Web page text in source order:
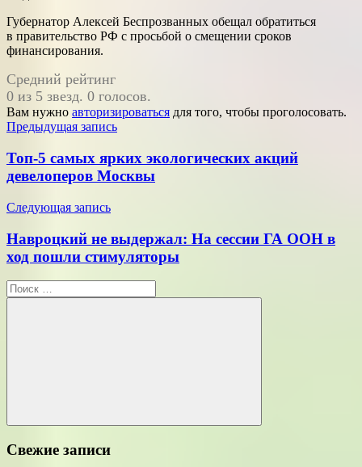
Губернатор Алексей Беспрозванных обещал обратиться
в правительство РФ с просьбой о смещении сроков
финансирования.
Средний рейтинг
0 из 5 звезд. 0 голосов.
Вам нужно авторизироваться для того, чтобы проголосовать.
Навигация
по
записям
Предыдущая запись
Топ-5 самых ярких экологических акций
девелоперов Москвы
Следующая запись
Навроцкий не выдержал: На сессии ГА ООН в
ход пошли стимуляторы
Поиск
для:
Поиск
Свежие записи